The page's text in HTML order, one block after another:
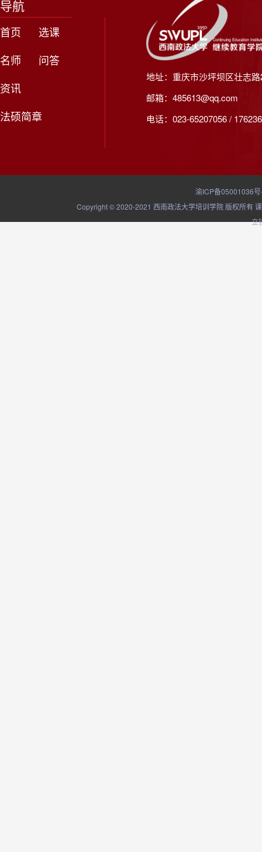
导航
首页
选课
名师
问答
资讯
法硕简章
地址：重庆市沙坪坝区壮志
邮箱：485613@qq.com
电话：023-65207056 /
渝ICP备05001036
Copyright © 2020-2021 西南政法大学培训学院 版权所有
立